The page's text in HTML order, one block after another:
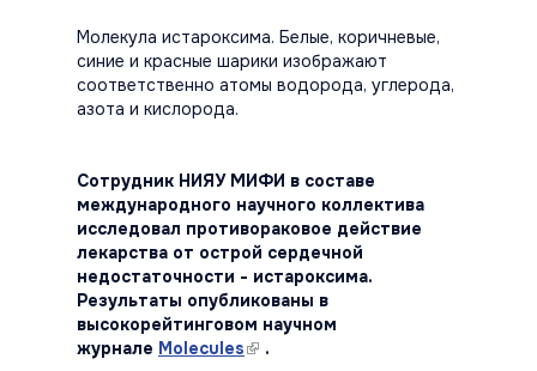
Молекула истароксима. Белые, коричневые,
синие и красные шарики изображают
соответственно атомы водорода, углерода,
азота и кислорода.
Сотрудник НИЯУ МИФИ в составе
международного научного коллектива
исследовал противораковое действие
лекарства от острой сердечной
недостаточности - истароксима.
Результаты опубликованы в
высокорейтинговом научном
журнале Molecules(link is external)
.